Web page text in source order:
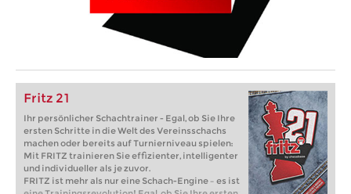
Fritz 21
Ihr persönlicher Schachtrainer - Egal, ob Sie Ihre
ersten Schritte in die Welt des Vereinsschachs
machen oder bereits auf Turnierniveau spielen:
Mit FRITZ trainieren Sie effizienter, intelligenter
und individueller als je zuvor.
FRITZ ist mehr als nur eine Schach-Engine – es ist